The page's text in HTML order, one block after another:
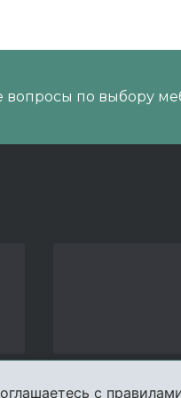
вопросы по выбору
с